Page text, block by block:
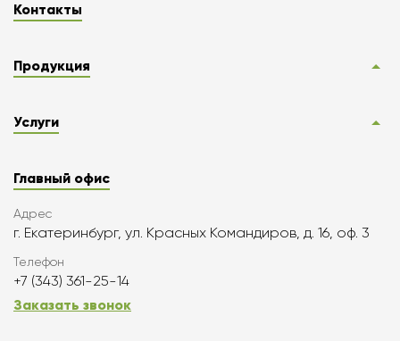
Контакты
Продукция
Услуги
Главный офис
Адрес
г. Екатеринбург, ул. Красных Командиров, д. 16, оф. 3
Телефон
+7 (343) 361-25-14
Заказать звонок